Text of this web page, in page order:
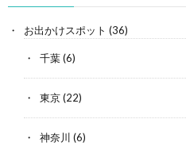
お出かけスポット (36)
千葉(6)
東京(22)
神奈川 (6)